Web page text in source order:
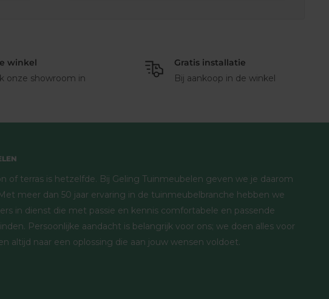
winkel
onze showroom in
Gratis installatie
Bij aankoop in de winkel
of terras is hetzelfde. Bij Geling Tuinmeubelen geven we je daarom
meer dan 50 jaar ervaring in de tuinmeubelbranche hebben we
in dienst die met passie en kennis comfortabele en passende
Persoonlijke aandacht is belangrijk voor ons; we doen alles voor
altijd naar een oplossing die aan jouw wensen voldoet.